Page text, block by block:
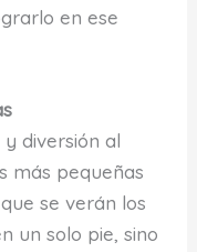
en ese
diversión al
más pequeñas
se verán los
un solo pie, sino